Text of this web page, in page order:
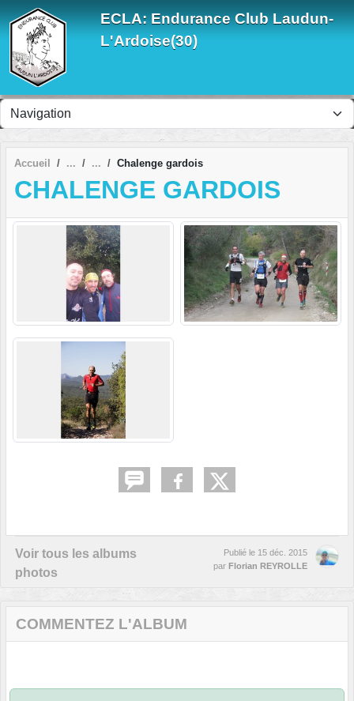
ECLA: Endurance Club Laudun-
L'Ardoise(30)
Accueil Chalenge gardois
CHALENGE GARDOIS
Voir tous les albums
photos
Publié le 15 déc. 2015
par Florian REYROLLE
COMMENTEZ L'ALBUM
Panneau de gestion des cookies